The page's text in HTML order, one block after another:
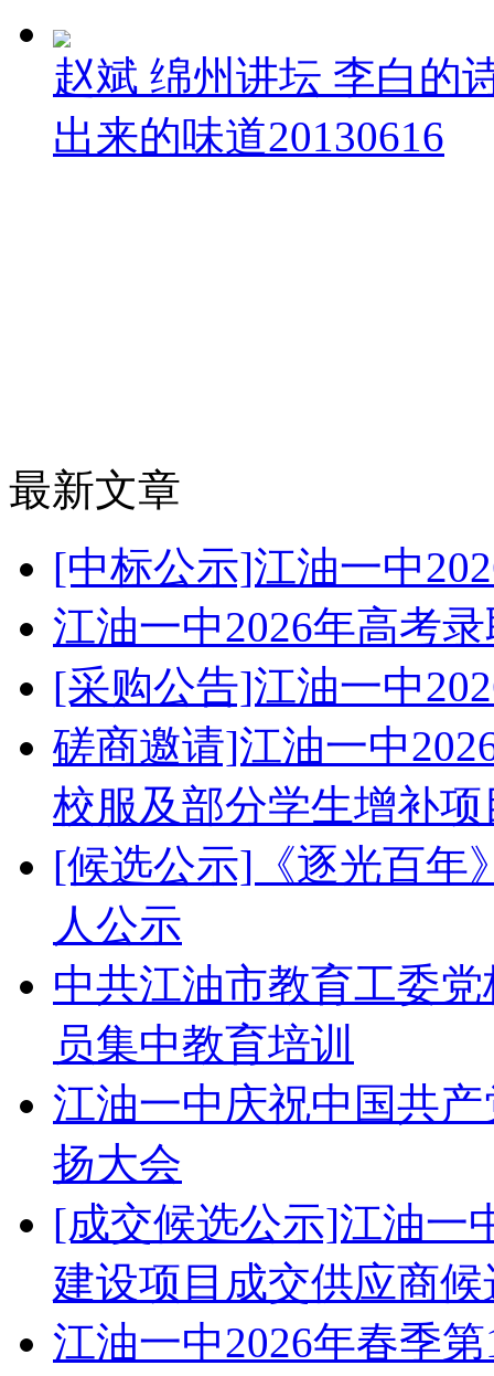
赵斌 绵州讲坛 李白的
出来的味道20130616
最新文章
[中标公示]江油一中
江油一中2026年高考
[采购公告]江油一中
磋商邀请]江油一中
校服及部分学生增补项
[候选公示]《逐光百年
人公示
中共江油市教育工委
员集中教育培训
江油一中庆祝中国共
扬大会
[成交候选公示]江油一
建设项目成交供应商
江油一中2026年春季